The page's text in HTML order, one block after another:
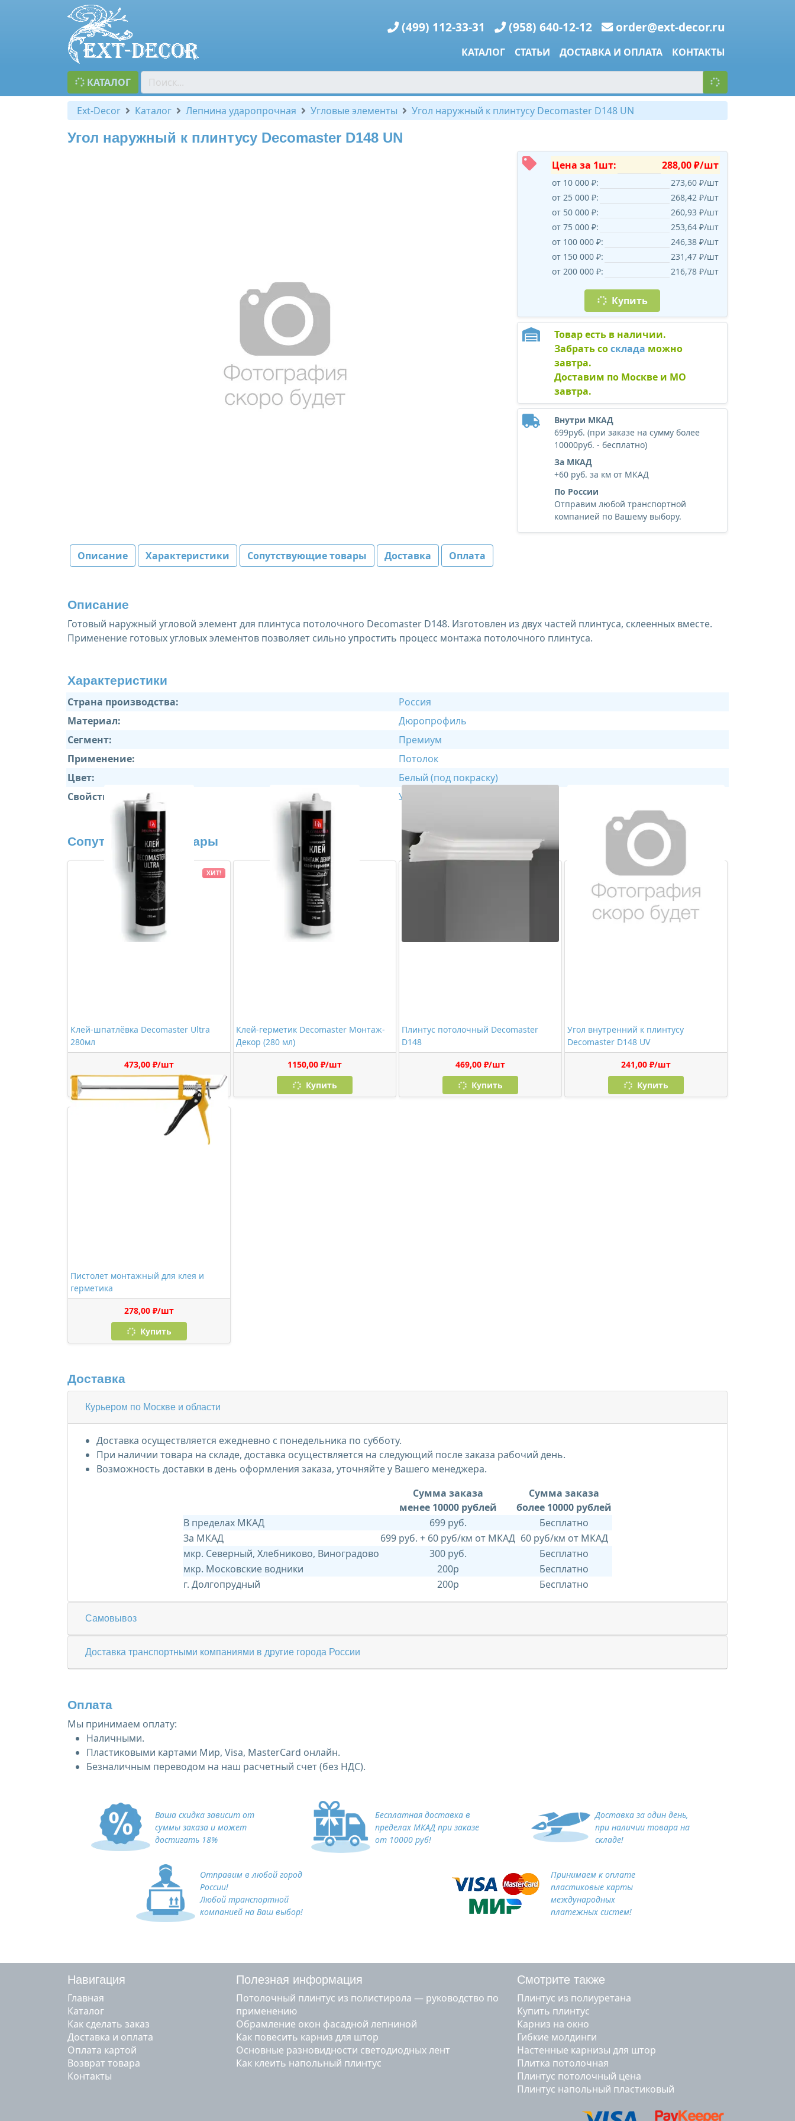
(499) 112-33-31 (958) 640-12-12 order@ext-decor.ru
КАТАЛОГ СТАТЬИ ДОСТАВКА И ОПЛАТА КОНТАКТЫ
КАТАЛОГ
Ext-Decor Каталог Лепнина ударопрочная Угловые элементы Угол наружный к плинтусу Decomaster D148 UN
Угол наружный к плинтусу Decomaster D148 UN
Цена за 1шт: 288,00 ₽/шт
от 10 000 ₽:
273,60 ₽/шт
от 25 000 ₽:
268,42 ₽/шт
от 50 000 ₽:
260,93 ₽/шт
от 75 000 ₽:
253,64 ₽/шт
от 100 000 ₽:
246,38 ₽/шт
от 150 000 ₽:
231,47 ₽/шт
от 200 000 ₽:
216,78 ₽/шт
Купить
Товар есть в наличии.
Забрать сосклада можно
завтра.
Доставим по Москве и МО
завтра.
Внутри МКАД
699руб. (при заказе на сумму более
10000руб. - бесплатно)
За МКАД
+60 руб. за км от МКАД
По России
Отправим любой транспортной
компанией по Вашему выбору.
Описание Характеристики Сопутствующие товары Доставка Оплата
Описание
Готовый наружный угловой элемент для плинтуса потолочного Decomaster D148. Изготовлен из двух частей плинтуса, склеенных вместе.
Применение готовых угловых элементов позволяет сильно упростить процесс монтажа потолочного плинтуса.
Характеристики
Страна производства:
Россия
Материал:
Дюропрофиль
Сегмент:
Премиум
Применение:
Потолок
Цвет:
Белый (под покраску)
Свойства:
Ударопрочный
Сопутствующие товары
Клей-шпатлёвка Decomaster Ultra
280мл
473,00 ₽/шт
Купить
ХИТ!
Клей-герметик Decomaster Монтаж-
Декор (280 мл)
1150,00 ₽/шт
Купить
Плинтус потолочный Decomaster
D148
469,00 ₽/шт
Купить
Угол внутренний к плинтусу
Decomaster D148 UV
241,00 ₽/шт
Купить
Пистолет монтажный для клея и
герметика
278,00 ₽/шт
Купить
Доставка
Курьером по Москве и области
Доставка осуществляется ежедневно с понедельника по субботу.
При наличии товара на складе, доставка осуществляется на следующий после заказа рабочий день.
Возможность доставки в день оформления заказа, уточняйте у Вашего менеджера.
Сумма заказа
менее 10000 рублей
Сумма заказа
более 10000 рублей
В пределах МКАД
699 руб.
Бесплатно
За МКАД
699 руб. + 60 руб/км от МКАД 60 руб/км от МКАД
мкр. Северный, Хлебниково, Виноградово
300 руб.
Бесплатно
мкр. Московские водники
200р
Бесплатно
г. Долгопрудный
200р Бесплатно
Самовывоз
Доставка транспортными компаниями в другие города России
Оплата
Мы принимаем оплату:
Наличными.
Пластиковыми картами Мир, Visa, MasterCard онлайн.
Безналичным переводом на наш расчетный счет (без НДС).
Ваша скидка зависит от
суммы заказа и может
достигать 18%
Бесплатная доставка в
пределах МКАД при заказе
от 10000 руб!
Доставка за один день,
при наличии товара на
складе!
Отправим в любой город
России!
Любой транспортной
компанией на Ваш выбор!
Принимаем к оплате
пластиковые карты
международных
платежных систем!
Навигация
Главная
Каталог
Как сделать заказ
Доставка и оплата
Оплата картой
Возврат товара
Контакты
Полезная информация
Потолочный плинтус из полистирола — руководство по
применению
Обрамление окон фасадной лепниной
Как повесить карниз для штор
Основные разновидности светодиодных лент
Как клеить напольный плинтус
Смотрите также
плинтус из полиуретана
купить плинтус
карниз на окно
гибкие молдинги
настенные карнизы для штор
плитка потолочная
плинтус потолочный цена
плинтус напольный пластиковый